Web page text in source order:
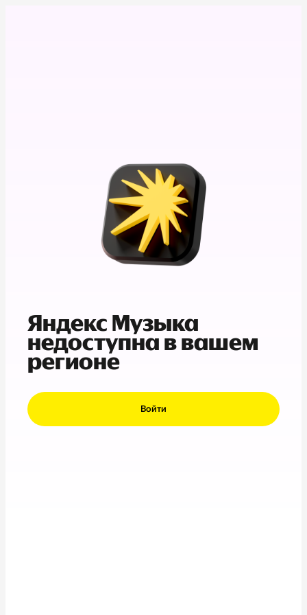
Яндекс Музыка
недоступна в вашем
регионе
Войти